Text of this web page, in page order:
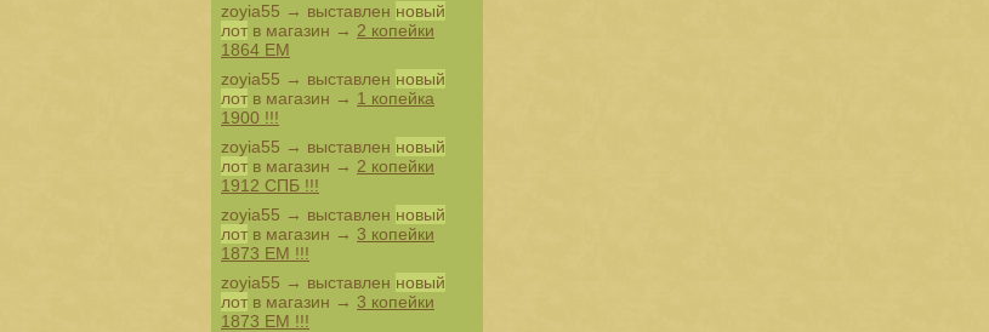
zoyia55 → выставлен новый
лот в магазин → 2 копейки
1864 ЕМ
zoyia55 → выставлен новый
лот в магазин → 1 копейка
1900 !!!
zoyia55 → выставлен новый
лот в магазин → 2 копейки
1912 СПБ !!!
zoyia55 → выставлен новый
лот в магазин → 3 копейки
1873 ЕМ !!!
zoyia55 → выставлен новый
лот в магазин → 3 копейки
1873 ЕМ !!!